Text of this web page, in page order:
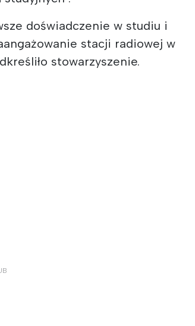
doświadczenie w studiu i
stacji radiowej w
stowarzyszenie.